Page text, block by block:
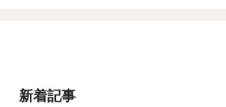
新着記事